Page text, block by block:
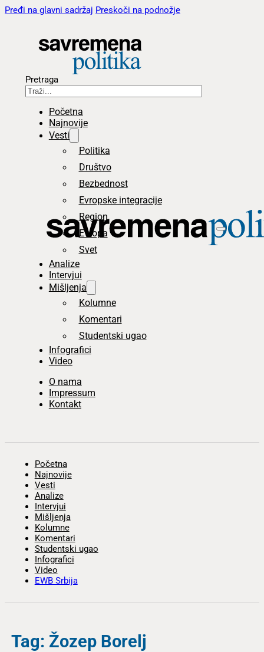
Pređi na glavni sadržaj Preskoči na podnožje
Pretraga
Početna
Najnovije
Vesti
Politika
Društvo
Bezbednost
Evropske integracije
Region
Evropa
Svet
Analize
Intervjui
Mišljenja
Kolumne
Komentari
Studentski ugao
Infografici
Video
O nama
Impressum
Kontakt
Početna
Najnovije
Vesti
Analize
Intervjui
Mišljenja
Kolumne
Komentari
Studentski ugao
Infografici
Video
EWB Srbija
Tag: Žozep Borelj